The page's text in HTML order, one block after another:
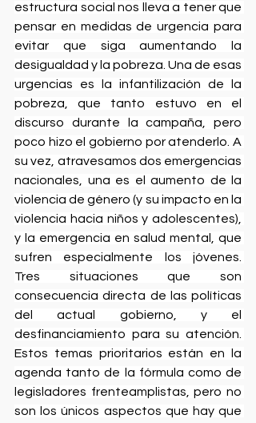
estructura social nos lleva a tener que
pensar en medidas de urgencia para
evitar que siga aumentando la
desigualdad y la pobreza. Una de esas
urgencias es la infantilización de la
pobreza, que tanto estuvo en el
discurso durante la campaña, pero
poco hizo el gobierno por atenderlo. A
su vez, atravesamos dos emergencias
nacionales, una es el aumento de la
violencia de género (y su impacto en la
violencia hacia niños y adolescentes),
y la emergencia en salud mental, que
sufren especialmente los jóvenes.
Tres situaciones que son
consecuencia directa de las políticas
del actual gobierno, y el
desfinanciamiento para su atención.
Estos temas prioritarios están en la
agenda tanto de la fórmula como de
legisladores frenteamplistas, pero no
son los únicos aspectos que hay que